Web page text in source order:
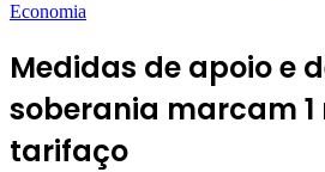
Economia
Medidas de apoio e
soberania marcam 1
tarifaço